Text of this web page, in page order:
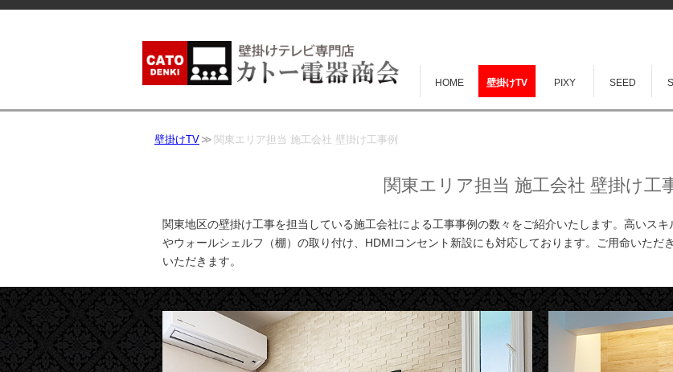
HOME 壁掛けTV PIXY SEED
壁掛けTV 関東エリア担当 施工会社 壁掛け工事例
関東エリア担当 施工会社 壁掛け工
関東地区の壁掛け工事を担当している施工会社による工事事例の数々をご紹介いたします。高いス
やウォールシェルフ（棚）の取り付け、HDMIコンセント新設にも対応しております。ご用命いただ
いただきます。